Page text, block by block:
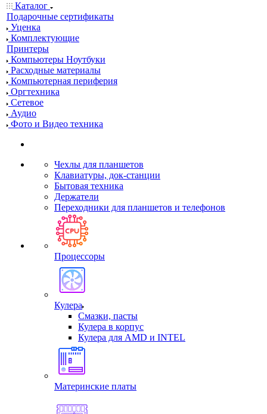
Каталог
Подарочные сертификаты
Уценка
Комплектующие
Принтеры
Компьютеры Ноутбуки
Расходные материалы
Компьютерная периферия
Оргтехника
Сетевое
Аудио
Фото и Видео техника
Чехлы для планшетов
Клавиатуры, док-станции
Бытовая техника
Держатели
Переходники для планшетов и телефонов
Процессоры
Кулера
Смазки, пасты
Кулера в корпус
Кулера для AMD и INTEL
Материнские платы